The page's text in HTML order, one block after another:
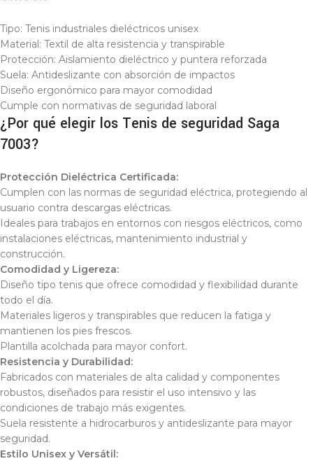
Tipo: Tenis industriales dieléctricos unisex
Material: Textil de alta resistencia y transpirable
Protección: Aislamiento dieléctrico y puntera reforzada
Suela: Antideslizante con absorción de impactos
Diseño ergonómico para mayor comodidad
Cumple con normativas de seguridad laboral
¿Por qué elegir los Tenis de seguridad Saga
7003?
Protección Dieléctrica Certificada:
Cumplen con las normas de seguridad eléctrica, protegiendo al
usuario contra descargas eléctricas.
Ideales para trabajos en entornos con riesgos eléctricos, como
instalaciones eléctricas, mantenimiento industrial y
construcción.
Comodidad y Ligereza:
Diseño tipo tenis que ofrece comodidad y flexibilidad durante
todo el día.
Materiales ligeros y transpirables que reducen la fatiga y
mantienen los pies frescos.
Plantilla acolchada para mayor confort.
Resistencia y Durabilidad:
Fabricados con materiales de alta calidad y componentes
robustos, diseñados para resistir el uso intensivo y las
condiciones de trabajo más exigentes.
Suela resistente a hidrocarburos y antideslizante para mayor
seguridad.
Estilo Unisex y Versátil: